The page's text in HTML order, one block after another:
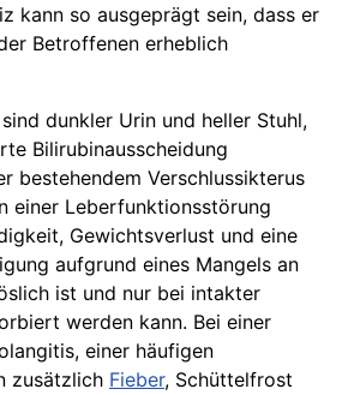
kann so ausgeprägt sein, dass er
Betroffenen erheblich
dunkler Urin und heller Stuhl,
Bilirubinausscheidung
bestehendem Verschlussikterus
einer Leberfunktionsstörung
Gewichtsverlust und eine
aufgrund eines Mangels an
ist und nur bei intakter
werden kann. Bei einer
einer häufigen
zusätzlich Fieber, Schüttelfrost